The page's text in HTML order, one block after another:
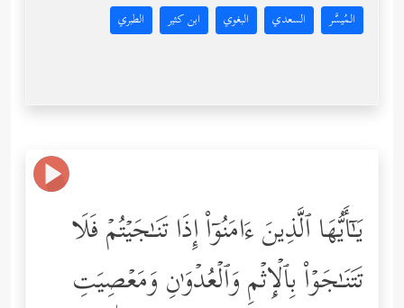
المُيسَّر السعدي البغوي ابن كثير الطبري
یَـٰۤأَیُّهَا ٱلَّذِینَ ءَامَنُوۤاْ إِذَا تَنَـٰجَیۡتُمۡ فَلَا
تَتَنَـٰجَوۡاْ بِٱلۡإِثۡمِ وَٱلۡعُدۡوَ ٰ⁠نِ وَمَعۡصِیَتِ